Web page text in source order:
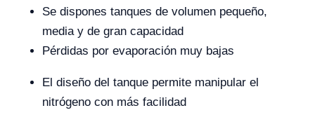
Se dispones tanques de volumen pequeño,
media y de gran capacidad
Pérdidas por evaporación muy bajas
El diseño del tanque permite manipular el
nitrógeno con más facilidad